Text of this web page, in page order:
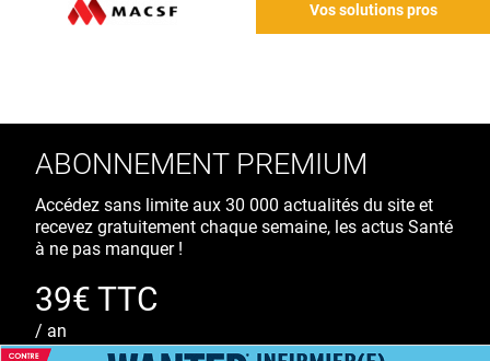
Vos solutions pros
ABONNEMENT PREMIUM
Accédez sans limite aux 30 000 actualités du site et
recevez gratuitement chaque semaine, les actus Santé
à ne pas manquer !
39€ TTC
/ an